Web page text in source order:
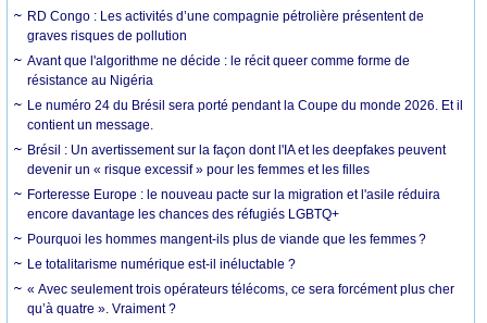
RD Congo : Les activités d’une compagnie pétrolière présentent de
graves risques de pollution
Avant que l'algorithme ne décide : le récit queer comme forme de
résistance au Nigéria
Le numéro 24 du Brésil sera porté pendant la Coupe du monde 2026. Et il
contient un message.
Brésil : Un avertissement sur la façon dont l'IA et les deepfakes peuvent
devenir un « risque excessif » pour les femmes et les filles
Forteresse Europe : le nouveau pacte sur la migration et l'asile réduira
encore davantage les chances des réfugiés LGBTQ+
Pourquoi les hommes mangent-ils plus de viande que les femmes ?
Le totalitarisme numérique est-il inéluctable ?
« Avec seulement trois opérateurs télécoms, ce sera forcément plus cher
qu’à quatre ». Vraiment ?